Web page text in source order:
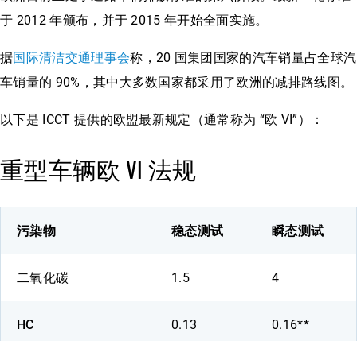
于 2012 年颁布，并于 2015 年开始全面实施。
据国际清洁交通理事会称，20 国集团国家的汽车销量占全球汽
车销量的 90%，其中大多数国家都采用了欧洲的减排路线图。
以下是 ICCT 提供的欧盟最新规定（通常称为 “欧 VI”）：
重型车辆欧 VI 法规
污染物 稳态测试 瞬态测试
二氧化碳 1.5 4
HC 0.13 0.16**